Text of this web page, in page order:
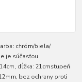
chróm/biela/
je súčasťou
dĺžka: 21cmstupeň
bez ochrany proti